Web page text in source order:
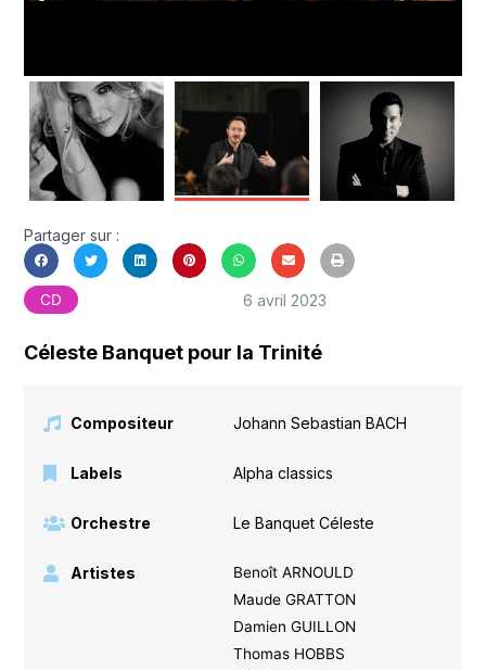
Partager sur :
CD 6 avril 2023
Céleste Banquet pour la Trinité
Compositeur Johann Sebastian BACH
Labels Alpha classics
Orchestre Le Banquet Céleste
Artistes
Benoît ARNOULD
Maude GRATTON
Damien GUILLON
Thomas HOBBS